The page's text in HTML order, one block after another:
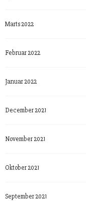
Marts 2022
Februar 2022
Januar 2022
December 2021
November 2021
Oktober 2021
September 2021